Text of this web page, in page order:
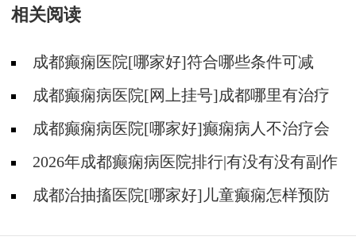
相关阅读
成都癫痫医院[哪家好]符合哪些条件可减
药、停药?
成都癫痫病医院[网上挂号]成都哪里有治疗
癫痫的中医?
成都癫痫病医院[哪家好]癫痫病人不治疗会
怎样?2026年成都癫痫病医院排行|有没有没有副作
用的抗癫痫药物呢？
成都治抽搐医院[哪家好]儿童癫痫怎样预防